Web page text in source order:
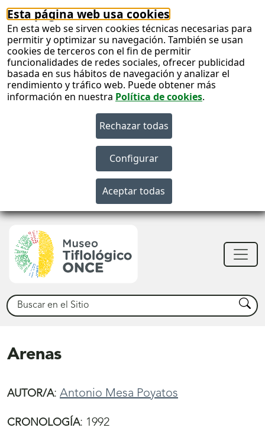
Esta página web usa cookies
En esta web se sirven cookies técnicas necesarias para
permitir y optimizar su navegación. También se usan
cookies de terceros con el fin de permitir
funcionalidades de redes sociales, ofrecer publicidad
basada en sus hábitos de navegación y analizar el
rendimiento y tráfico web. Puede obtener más
información en nuestra Política de cookies.
Buscar Buscar
Arenas
AUTOR/A: Antonio Mesa Poyatos
CRONOLOGÍA: 1992